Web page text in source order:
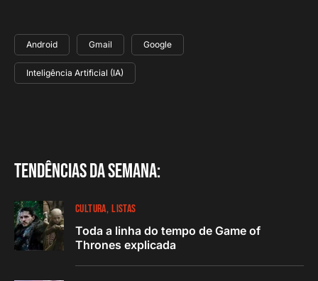
Android Gmail Google
Inteligência Artificial (IA)
Tendências da semana:
CULTURA LISTAS
Toda a linha do tempo de Game of
Thrones explicada